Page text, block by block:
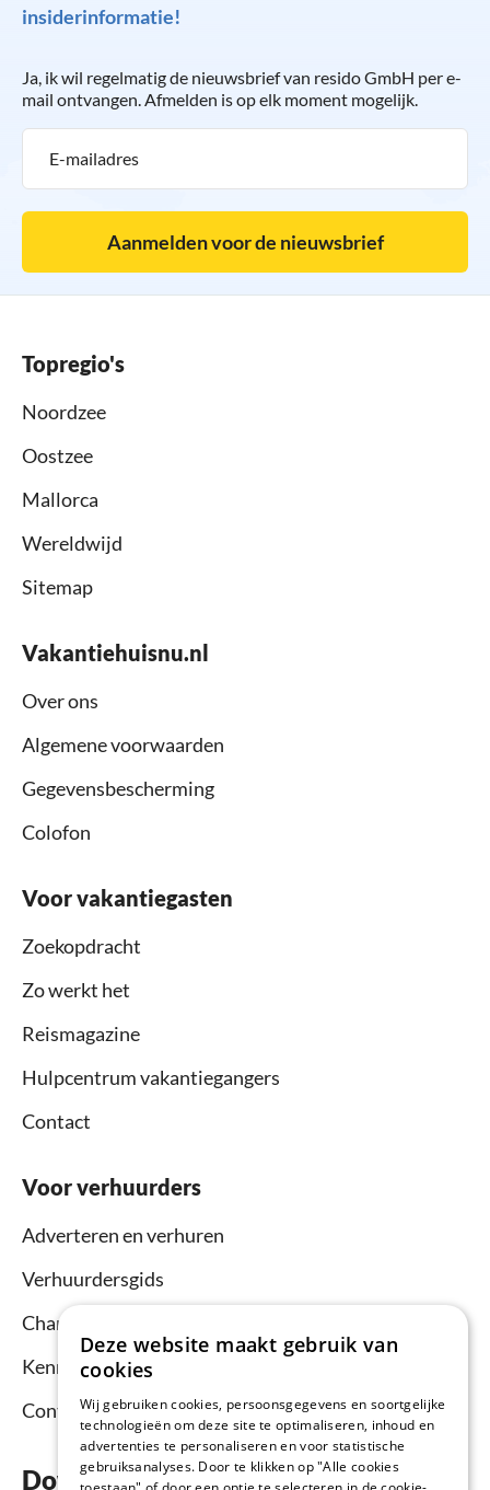
insiderinformatie!
Ja, ik wil regelmatig de nieuwsbrief van resido GmbH per e-
mail ontvangen. Afmelden is op elk moment mogelijk.
Aanmelden voor de nieuwsbrief
Topregio's
Noordzee
Oostzee
Mallorca
Wereldwijd
Sitemap
Vakantiehuisnu.nl
Over ons
Algemene voorwaarden
Gegevensbescherming
Colofon
Voor vakantiegasten
Zoekopdracht
Zo werkt het
Reismagazine
Hulpcentrum vakantiegangers
Contact
Voor verhuurders
Adverteren en verhuren
Verhuurdersgids
Channel Manager
Kennisbank verhuurders
Contact
Download nu de app
Deze website maakt gebruik van
cookies
Wij gebruiken cookies, persoonsgegevens en soortgelijke
technologieën om deze site te optimaliseren, inhoud en
advertenties te personaliseren en voor statistische
gebruiksanalyses. Door te klikken op "Alle cookies